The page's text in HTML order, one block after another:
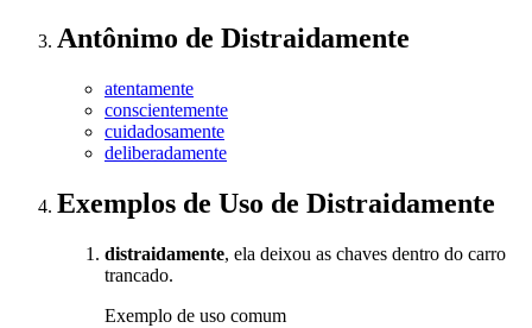
Antônimo de Distraidamente
atentamente
conscientemente
cuidadosamente
deliberadamente
Exemplos de Uso de Distraidamente
distraidamente, ela deixou as chaves dentro do carro
trancado.
Exemplo de uso comum